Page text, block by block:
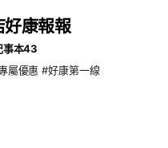
好康報報
事本43
屬優惠 #好康第一線